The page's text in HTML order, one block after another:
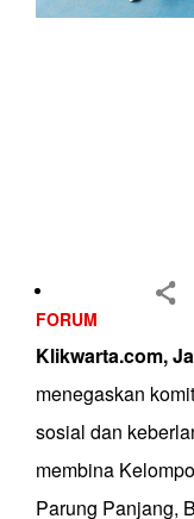
FORUM
Klikwarta.com,
menegaskan
sosial dan
membina
Parung Panjang,